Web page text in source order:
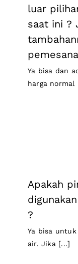
luar
saat ini ?
Ya bisa dan
harga normal
Apakah
?
Ya bisa
air. Jika [...]